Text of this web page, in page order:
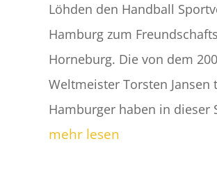
Löhden den Handball
Hamburg zum
Horneburg. Die von dem
Weltmeister Torsten Jansen
Hamburger haben in dieser
mehr lesen